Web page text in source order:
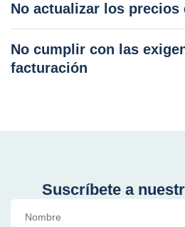
No actualizar los precios
No cumplir con las
facturación
Suscríbete a